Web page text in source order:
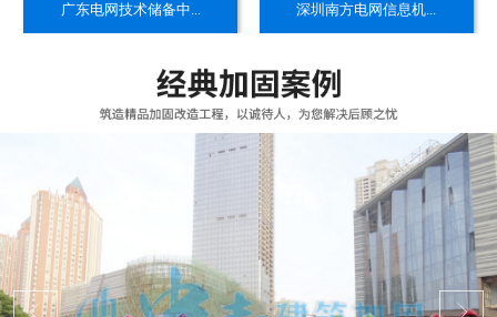
​广东电网技术储备中... ​深圳南方电网信息机...